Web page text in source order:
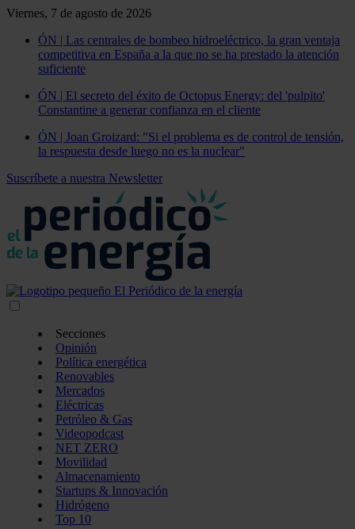
Viernes, 7 de agosto de 2026
ÓN | Las centrales de bombeo hidroeléctrico, la gran ventaja
competitiva en España a la que no se ha prestado la atención
suficiente
ÓN | El secreto del éxito de Octopus Energy: del 'pulpito'
Constantine a generar confianza en el cliente
ÓN | Joan Groizard: "Si el problema es de control de tensión,
la respuesta desde luego no es la nuclear"
Suscríbete a nuestra Newsletter
Secciones
Opinión
Política energética
Renovables
Mercados
Eléctricas
Petróleo & Gas
Videopodcast
NET ZERO
Movilidad
Almacenamiento
Startups & Innovación
Hidrógeno
Top 10